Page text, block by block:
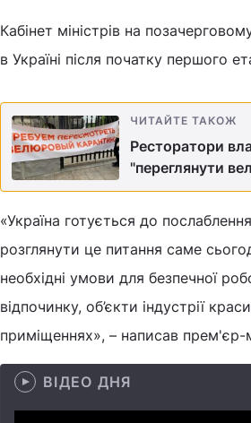
Кабінет міністрів на
в Україні після початку першого
ЧИТАЙТЕ ТАКОЖ
Ресторатори
"переглянути
«Україна готується до
розглянути це питання саме
необхідні умови для безпечної
відпочинку, об’єкти індустрії
приміщеннях», – написав
ВІДЕО ДНЯ